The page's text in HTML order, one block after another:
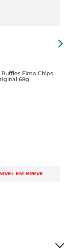
Elma Chips
68g
EM BREVE